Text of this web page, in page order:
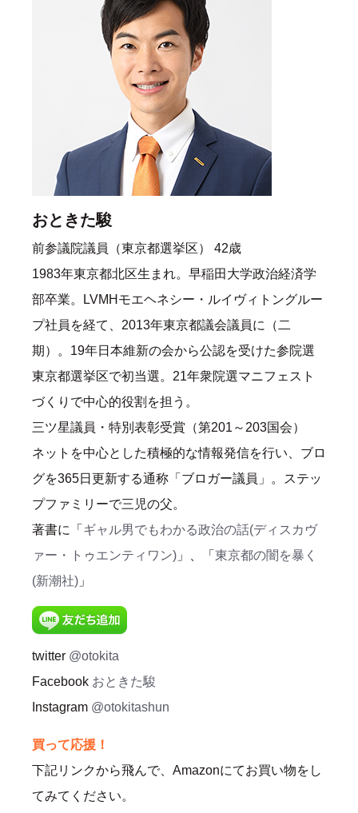
おときた駿
前参議院議員（東京都選挙区） 42歳
1983年東京都北区生まれ。早稲田大学政治経済学
部卒業。LVMHモエヘネシー・ルイヴィトングルー
プ社員を経て、2013年東京都議会議員に（二
期）。19年日本維新の会から公認を受けた参院選
東京都選挙区で初当選。21年衆院選マニフェスト
づくりで中心的役割を担う。
三ツ星議員・特別表彰受賞（第201～203国会）
ネットを中心とした積極的な情報発信を行い、ブロ
グを365日更新する通称「ブロガー議員」。ステッ
プファミリーで三児の父。
著書に「 ギャル男でもわかる政治の話(ディスカヴ
ァー・トゥエンティワン) 」、「 東京都の闇を暴く
(新潮社) 」
twitter @otokita
Facebook おときた駿
Instagram @otokitashun
買って応援！
下記リンクから飛んで、Amazonにてお買い物をし
てみてください。